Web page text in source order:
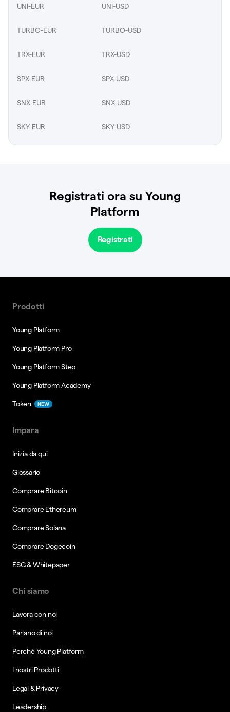
UNI-EUR UNI-USD
TURBO-EUR TURBO-USD
TRX-EUR TRX-USD
SPX-EUR SPX-USD
SNX-EUR SNX-USD
SKY-EUR SKY-USD
Registrati ora su Young
Platform
Registrati
Prodotti
Young Platform
Young Platform Pro
Young Platform Step
Young Platform Academy
Token NEW
Impara
Inizia da qui
Glossario
Comprare Bitcoin
Comprare Ethereum
Comprare Solana
Comprare Dogecoin
ESG & Whitepaper
Chi siamo
Lavora con noi
Parlano di noi
Perché Young Platform
I nostri Prodotti
Legal & Privacy
Leadership